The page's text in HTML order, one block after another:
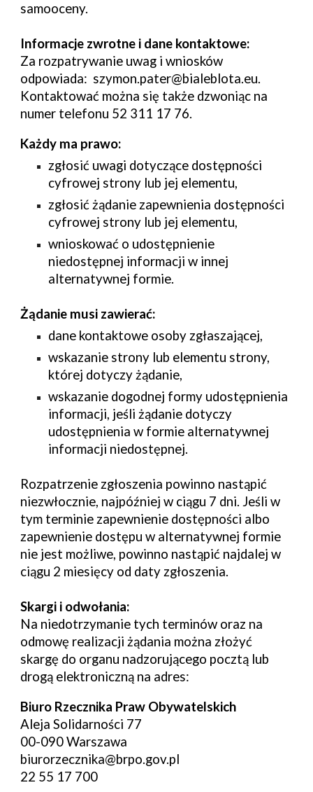
samooceny.
Informacje zwrotne i dane kontaktowe:
Za rozpatrywanie uwag i wniosków
odpowiada: szymon.pater@bialeblota.eu.
Kontaktować można się także dzwoniąc na
numer telefonu 52 311 17 76.
Każdy ma prawo:
zgłosić uwagi dotyczące dostępności
cyfrowej strony lub jej elementu,
zgłosić żądanie zapewnienia dostępności
cyfrowej strony lub jej elementu,
wnioskować o udostępnienie
niedostępnej informacji w innej
alternatywnej formie.
Żądanie musi zawierać:
dane kontaktowe osoby zgłaszającej,
wskazanie strony lub elementu strony,
której dotyczy żądanie,
wskazanie dogodnej formy udostępnienia
informacji, jeśli żądanie dotyczy
udostępnienia w formie alternatywnej
informacji niedostępnej.
Rozpatrzenie zgłoszenia powinno nastąpić
niezwłocznie, najpóźniej w ciągu 7 dni. Jeśli w
tym terminie zapewnienie dostępności albo
zapewnienie dostępu w alternatywnej formie
nie jest możliwe, powinno nastąpić najdalej w
ciągu 2 miesięcy od daty zgłoszenia.
Skargi i odwołania:
Na niedotrzymanie tych terminów oraz na
odmowę realizacji żądania można złożyć
skargę do organu nadzorującego pocztą lub
drogą elektroniczną na adres:
Biuro Rzecznika Praw Obywatelskich
Aleja Solidarności 77
00-090 Warszawa
biurorzecznika@brpo.gov.pl
22 55 17 700